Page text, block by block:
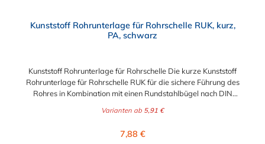
Kunststoff Rohrunterlage für Rohrschelle RUK, kurz,
PA, schwarz
Kunststoff Rohrunterlage für Rohrschelle Die kurze Kunststoff
Rohrunterlage für Rohrschelle RUK für die sichere Führung des
Rohres in Kombination mit einen Rundstahlbügel nach DIN
die Kunststoff Rohrunterlage für Rohrschelle hindurch. Jede
aber auch kleinere Durchmesser gut aufnehmen und klemmen.
Varianten ab 5,91 €
Regulärer Preis:
7,88 €